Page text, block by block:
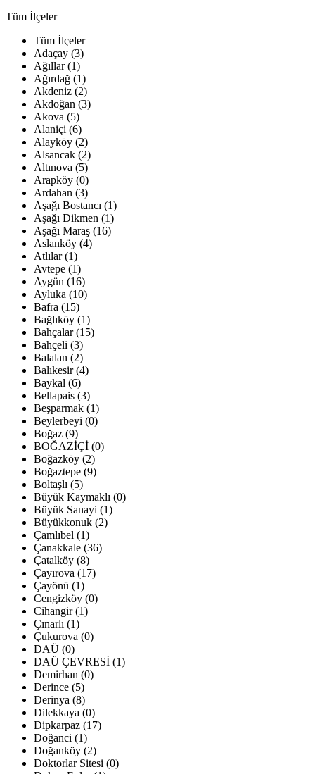
Tüm İlçeler
Tüm İlçeler
Adaçay (3)
Ağıllar (1)
Ağırdağ (1)
Akdeniz (2)
Akdoğan (3)
Akova (5)
Alaniçi (6)
Alayköy (2)
Alsancak (2)
Altınova (5)
Arapköy (0)
Ardahan (3)
Aşağı Bostancı (1)
Aşağı Dikmen (1)
Aşağı Maraş (16)
Aslanköy (4)
Atlılar (1)
Avtepe (1)
Aygün (16)
Ayluka (10)
Bafra (15)
Bağlıköy (1)
Bahçalar (15)
Bahçeli (3)
Balalan (2)
Balıkesir (4)
Baykal (6)
Bellapais (3)
Beşparmak (1)
Beylerbeyi (0)
Boğaz (9)
BOĞAZİÇİ (0)
Boğazköy (2)
Boğaztepe (9)
Boltaşlı (5)
Büyük Kaymaklı (0)
Büyük Sanayi (1)
Büyükkonuk (2)
Çamlıbel (1)
Çanakkale (36)
Çatalköy (8)
Çayırova (17)
Çayönü (1)
Cengizköy (0)
Cihangir (1)
Çınarlı (1)
Çukurova (0)
DAÜ (0)
DAÜ ÇEVRESİ (1)
Demirhan (0)
Derince (5)
Derinya (8)
Dilekkaya (0)
Dipkarpaz (17)
Doğanci (1)
Doğanköy (2)
Doktorlar Sitesi (0)